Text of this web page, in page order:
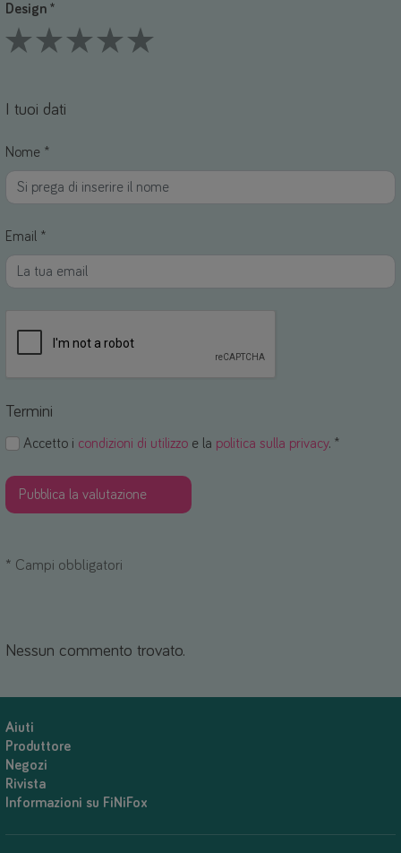
Design *
I tuoi dati
Nome *
Email *
Termini
Accetto i condizioni di utilizzo e la politica sulla privacy. *
* Campi obbligatori
Nessun commento trovato.
Aiuti
Produttore
Negozi
Rivista
Informazioni su FiNiFox